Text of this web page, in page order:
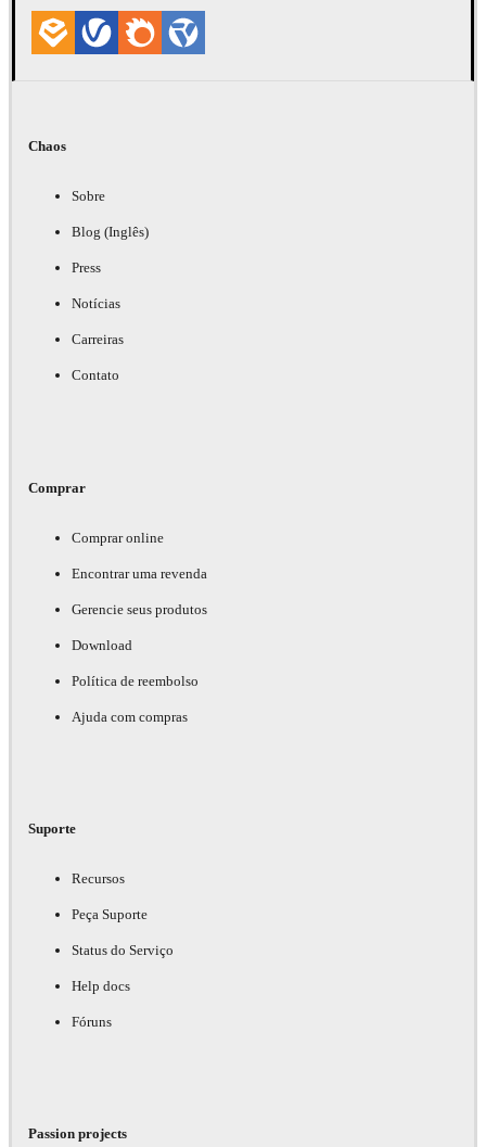
Chaos
Sobre
Blog (Inglês)
Press
Notícias
Carreiras
Contato
Comprar
Comprar online
Encontrar uma revenda
Gerencie seus produtos
Download
Política de reembolso
Ajuda com compras
Suporte
Recursos
Peça Suporte
Status do Serviço
Help docs
Fóruns
Passion projects